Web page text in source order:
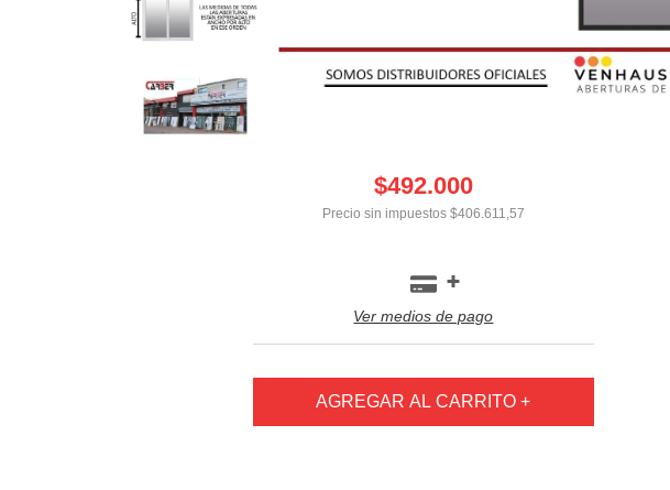
$492.000
Precio sin impuestos $406.611,57
Ver medios de pago